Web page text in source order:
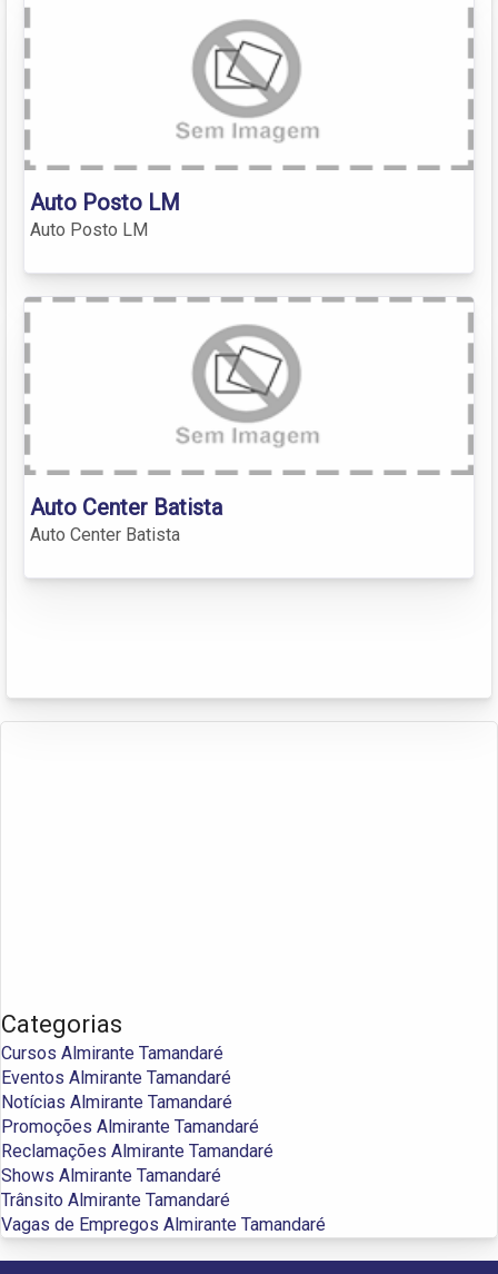
Auto Posto LM
Auto Posto LM
Auto Center Batista
Auto Center Batista
Categorias
Cursos Almirante Tamandaré
Eventos Almirante Tamandaré
Notícias Almirante Tamandaré
Promoções Almirante Tamandaré
Reclamações Almirante Tamandaré
Shows Almirante Tamandaré
Trânsito Almirante Tamandaré
Vagas de Empregos Almirante Tamandaré